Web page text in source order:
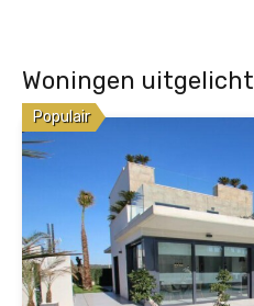
Woningen uitgelicht
Populair